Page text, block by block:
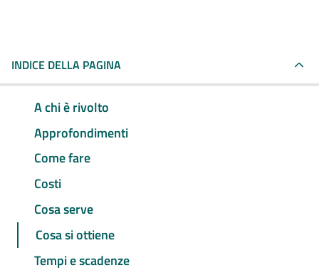
INDICE DELLA PAGINA
A chi è rivolto
Approfondimenti
Come fare
Costi
Cosa serve
Cosa si ottiene
Tempi e scadenze